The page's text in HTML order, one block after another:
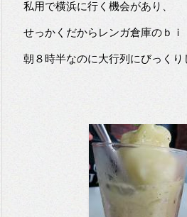
私用で横浜に行く機会があり、
せっかくだからレンガ倉庫のｂｉ
朝８時半なのに大行列にびっくり